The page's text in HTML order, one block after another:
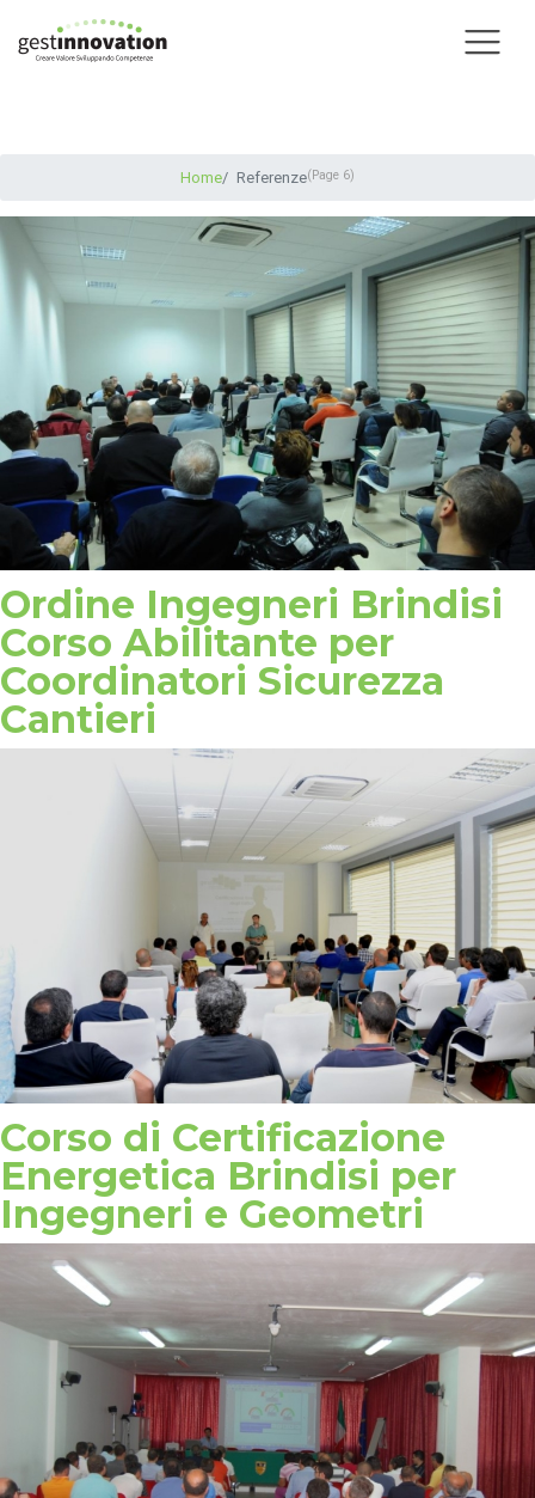
Home Referenze(Page 6)
Ordine Ingegneri Brindisi
Corso Abilitante per
Coordinatori Sicurezza
Cantieri
Corso di Certificazione
Energetica Brindisi per
Ingegneri e Geometri